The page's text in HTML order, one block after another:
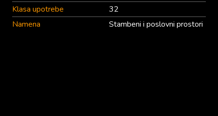
Klasa upotrebe
32
Namena
Stambeni i poslovni prostori